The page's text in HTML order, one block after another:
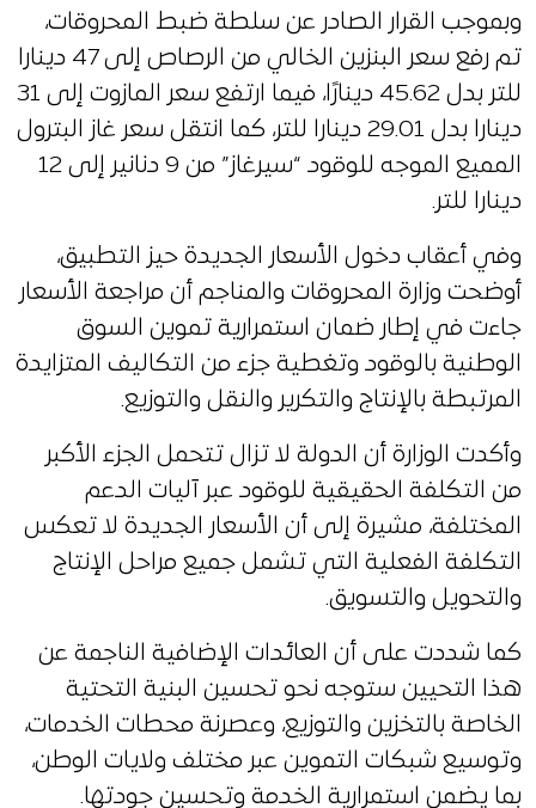
وبموجب القرار الصادر عن سلطة ضبط المحروقات،
تم رفع سعر البنزين الخالي من الرصاص إلى 47 دينارا
للتر بدل 45.62 دينارًا، فيما ارتفع سعر المازوت إلى 31
دينارا بدل 29.01 دينارا للتر، كما انتقل سعر غاز البترول
المميع الموجه للوقود “سيرغاز” من 9 دنانير إلى 12
دينارا للتر.
وفي أعقاب دخول الأسعار الجديدة حيز التطبيق،
أوضحت وزارة المحروقات والمناجم أن مراجعة الأسعار
جاءت في إطار ضمان استمرارية تموين السوق
الوطنية بالوقود وتغطية جزء من التكاليف المتزايدة
المرتبطة بالإنتاج والتكرير والنقل والتوزيع.
وأكدت الوزارة أن الدولة لا تزال تتحمل الجزء الأكبر
من التكلفة الحقيقية للوقود عبر آليات الدعم
المختلفة، مشيرة إلى أن الأسعار الجديدة لا تعكس
التكلفة الفعلية التي تشمل جميع مراحل الإنتاج
والتحويل والتسويق.
كما شددت على أن العائدات الإضافية الناجمة عن
هذا التحيين ستوجه نحو تحسين البنية التحتية
الخاصة بالتخزين والتوزيع، وعصرنة محطات الخدمات،
وتوسيع شبكات التموين عبر مختلف ولايات الوطن،
بما يضمن استمرارية الخدمة وتحسين جودتها.